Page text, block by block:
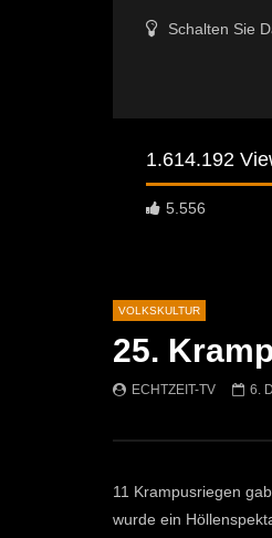
Schalten Sie
1.614.192
5.556
02:04
VOLKSKULTUR
25.
ECHTZEIT-TV 6.
11 Krampusriegen
wurde ein